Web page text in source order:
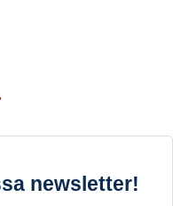
newsletter!